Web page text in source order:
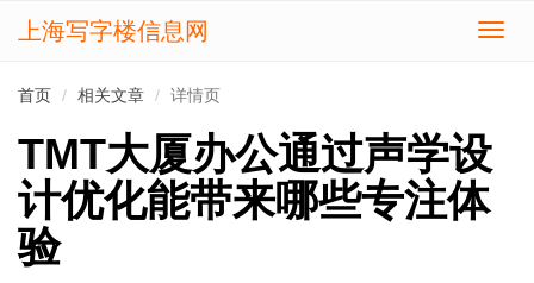
切
上海写字楼信息网
首页 相关文章 详情页
TMT大厦办公通过声学设
计优化能带来哪些专注体
验